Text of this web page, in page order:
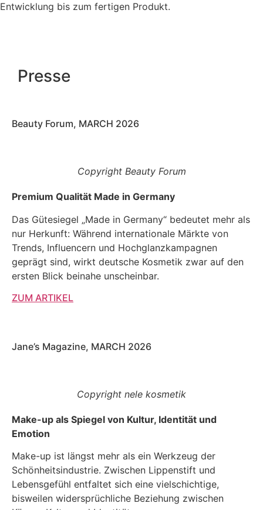
Entwicklung bis zum fertigen Produkt.
Presse
Beauty Forum, MARCH 2026
Copyright Beauty Forum
Premium Qualität Made in Germany
Das Gütesiegel „Made in Germany“ bedeutet mehr als
nur Herkunft: Während internationale Märkte von
Trends, Influencern und Hochglanzkampagnen
geprägt sind, wirkt deutsche Kosmetik zwar auf den
ersten Blick beinahe unscheinbar.
ZUM ARTIKEL
Jane’s Magazine, MARCH 2026
Copyright nele kosmetik
Make-up als Spiegel von Kultur, Identität und
Emotion
Make-up ist längst mehr als ein Werkzeug der
Schönheitsindustrie. Zwischen Lippenstift und
Lebensgefühl entfaltet sich eine vielschichtige,
bisweilen widersprüchliche Beziehung zwischen